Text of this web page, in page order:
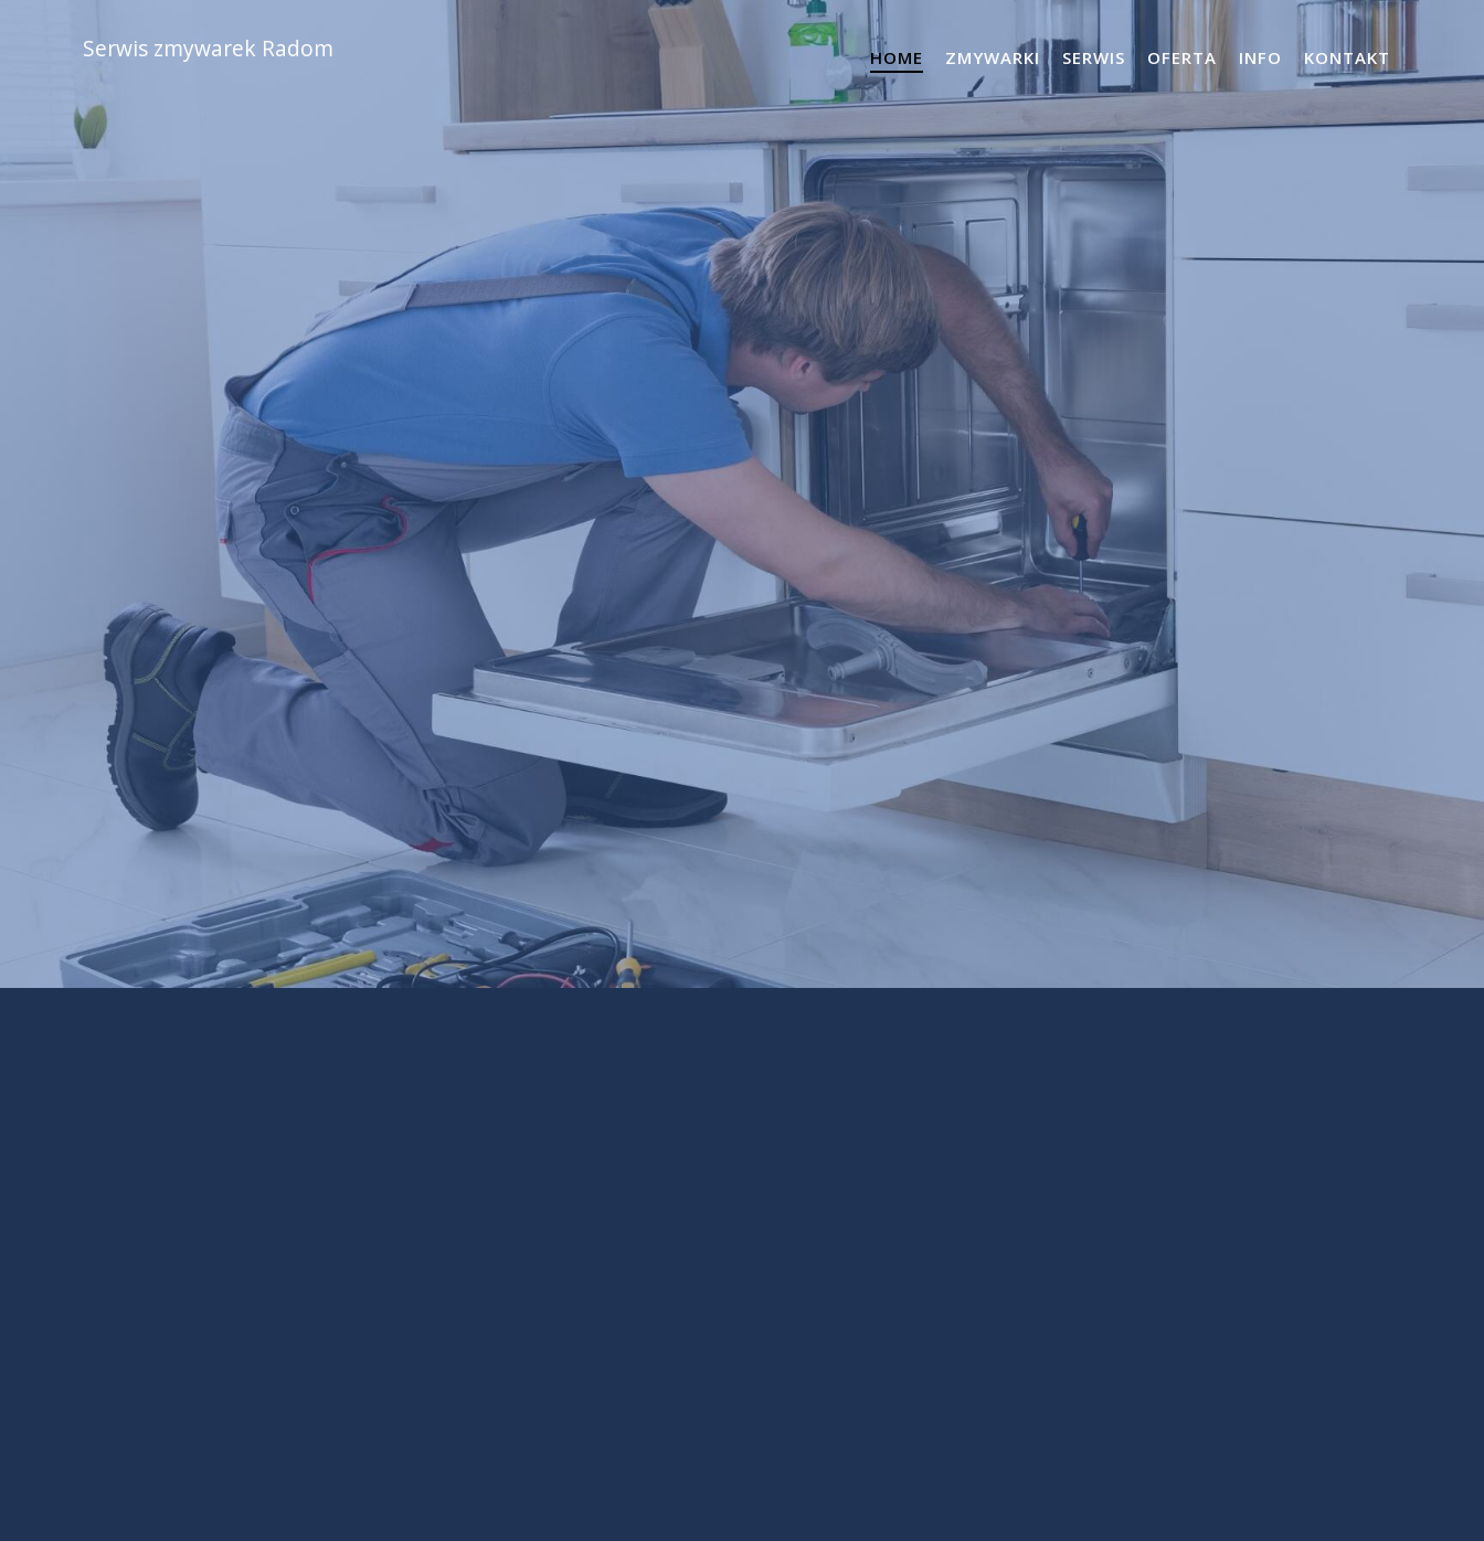
Serwis zmywarek Radom HOME ZMYWARKI SERWIS OFERTA INFO KONTAKT